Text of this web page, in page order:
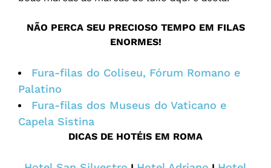
NÃO PERCA SEU PRECIOSO TEMPO EM FILAS
ENORMES!
Fura-filas do Coliseu, Fórum Romano e
Palatino
Fura-filas dos Museus do Vaticano e
Capela Sistina
DICAS DE HOTÉIS EM ROMA